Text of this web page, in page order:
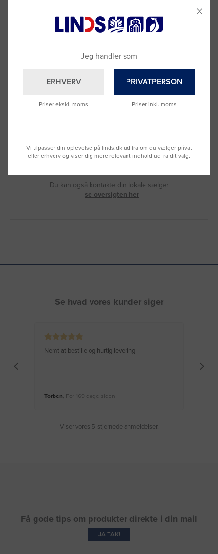
Brug for hjælp?
Ring til os på9992 0233
Du kan også kontakte din lokale sælger
– se oversigten her
Se hvad vores kunder siger
Nemt at bestille og hurtig levering
Torben , For 169 dage siden
Viser vores 5-stjernede anmeldelser.
Få gode tips om produkter direkte i din mail
JA TAK!
Jeg handler som
ERHVERV
Priser ekskl. moms
PRIVATPERSON
Priser inkl. moms
Vi tilpasser din oplevelse på linds.dk ud fra om du vælger privat
eller erhverv og viser dig mere relevant indhold ud fra dit valg.